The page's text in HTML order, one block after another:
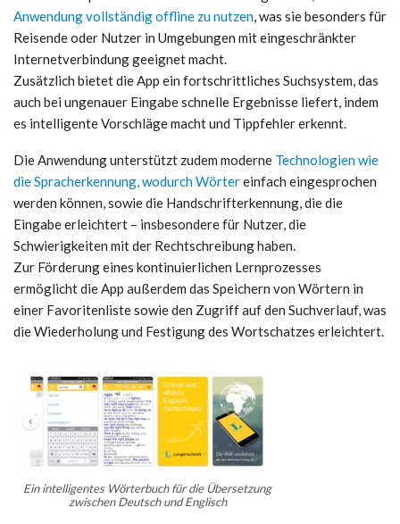
Anwendung vollständig offline zu nutzen, was sie besonders für
Reisende oder Nutzer in Umgebungen mit eingeschränkter
Internetverbindung geeignet macht.
Zusätzlich bietet die App ein fortschrittliches Suchsystem, das
auch bei ungenauer Eingabe schnelle Ergebnisse liefert, indem
es intelligente Vorschläge macht und Tippfehler erkennt.
Die Anwendung unterstützt zudem moderne Technologien wie
die Spracherkennung, wodurch Wörtereinfach eingesprochen
werden können, sowie die Handschrifterkennung, die die
Eingabe erleichtert – insbesondere für Nutzer, die
Schwierigkeiten mit der Rechtschreibung haben.
Zur Förderung eines kontinuierlichen Lernprozesses
ermöglicht die App außerdem das Speichern von Wörtern in
einer Favoritenliste sowie den Zugriff auf den Suchverlauf, was
die Wiederholung und Festigung des Wortschatzes erleichtert.
Ein intelligentes Wörterbuch für die Übersetzung
zwischen Deutsch und Englisch